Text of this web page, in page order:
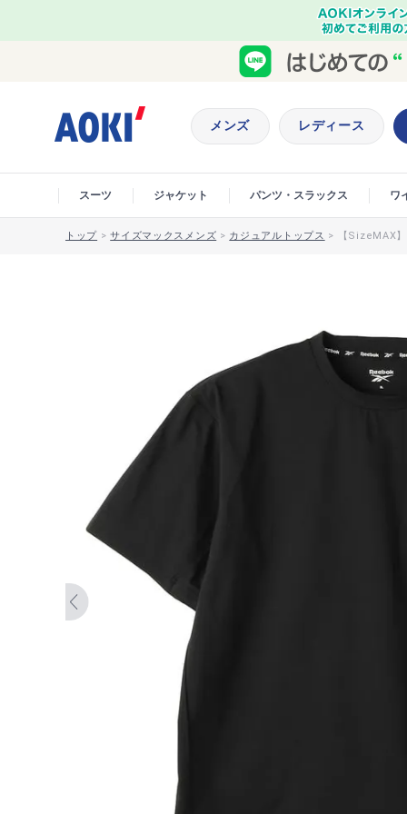
メンズ レディース
スーツ ジャケット パンツ・スラックス ワ
トップ >サイズマックスメンズ > カジュアルトップス > 【SizeMAX